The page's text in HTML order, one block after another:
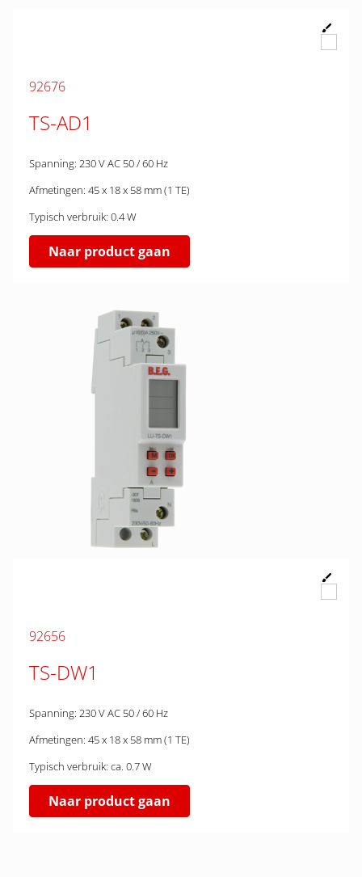
92676
TS-AD1
Spanning: 230 V AC 50 / 60 Hz
Afmetingen: 45 x 18 x 58 mm (1 TE)
Typisch verbruik: 0.4 W
Naar product gaan
92656
TS-DW1
Spanning: 230 V AC 50 / 60 Hz
Afmetingen: 45 x 18 x 58 mm (1 TE)
Typisch verbruik: ca. 0.7 W
Naar product gaan